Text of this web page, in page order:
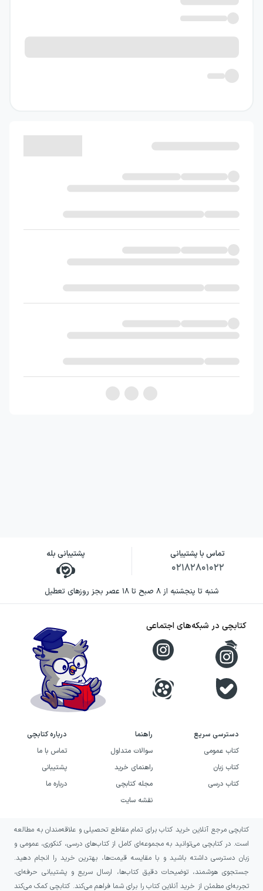
تماس با پشتیبانی
۰۲۱۸۲۸۰۱۰۲۲
پشتیبانی بله
شنبه تا پنجشنبه از ۸ صبح تا ۱۸ عصر بجز روزهای تعطیل
دسترسی سریع
کتاب عمومی
کتاب زبان
کتاب درسی
راهنما
سوالات متداول
راهنمای خرید
مجله کتابچی
نقشه سایت
درباره کتابچی
تماس با ما
پشتیبانی
درباره ما
کتابچی در شبکه‌های اجتماعی
کتابچی مرجع آنلاین خرید کتاب برای تمام مقاطع تحصیلی و علاقه‌مندان به مطالعه
است. در کتابچی می‌توانید به مجموعه‌ای کامل از کتاب‌های درسی، کنکوری، عمومی و
زبان دسترسی داشته باشید و با مقایسه قیمت‌ها، بهترین خرید را انجام دهید.
جستجوی هوشمند، توضیحات دقیق کتاب‌ها، ارسال سریع و پشتیبانی حرفه‌ای،
تجربه‌ای مطمئن از خرید آنلاین کتاب را برای شما فراهم می‌کند. کتابچی کمک می‌کند